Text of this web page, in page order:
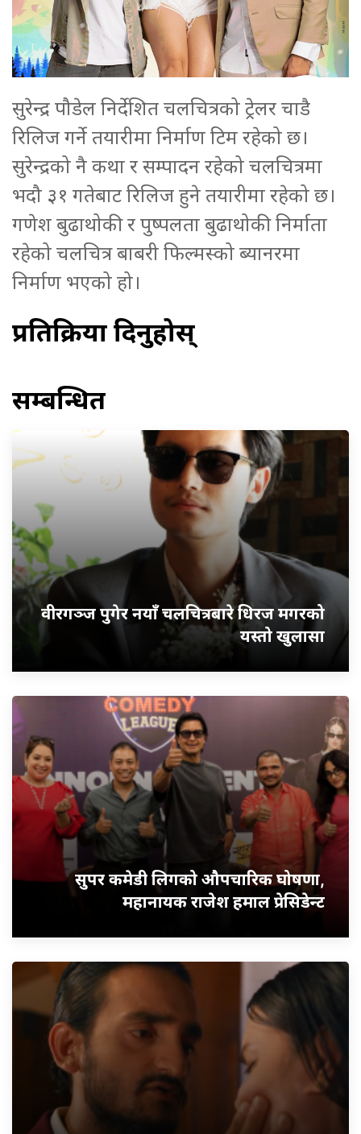
सुरेन्द्र पौडेल निर्देशित चलचित्रको ट्रेलर चाडै
रिलिज गर्ने तयारीमा निर्माण टिम रहेको छ।
सुरेन्द्रको नै कथा र सम्पादन रहेको चलचित्रमा
भदौ ३१ गतेबाट रिलिज हुने तयारीमा रहेको छ।
गणेश बुढाथोकी र पुष्पलता बुढाथोकी निर्माता
रहेको चलचित्र बाबरी फिल्मस्को ब्यानरमा
निर्माण भएको हो।
प्रतिक्रिया दिनुहोस्
सम्बन्धित
वीरगञ्ज पुगेर नयाँ चलचित्रबारे धिरज मगरको
यस्तो खुलासा
सुपर कमेडी लिगको औपचारिक घोषणा,
महानायक राजेश हमाल प्रेसिडेन्ट